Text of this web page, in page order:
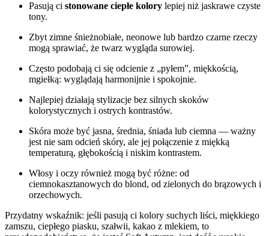
Pasują ci stonowane ciepłe kolory lepiej niż jaskrawe czyste
tony.
Zbyt zimne śnieżnobiałe, neonowe lub bardzo czarne rzeczy
mogą sprawiać, że twarz wygląda surowiej.
Często podobają ci się odcienie z „pyłem”, miękkością,
mgiełką: wyglądają harmonijnie i spokojnie.
Najlepiej działają stylizacje bez silnych skoków
kolorystycznych i ostrych kontrastów.
Skóra może być jasna, średnia, śniada lub ciemna — ważny
jest nie sam odcień skóry, ale jej połączenie z miękką
temperaturą, głębokością i niskim kontrastem.
Włosy i oczy również mogą być różne: od
ciemnokasztanowych do blond, od zielonych do brązowych i
orzechowych.
Przydatny wskaźnik: jeśli pasują ci kolory suchych liści, miękkiego
zamszu, ciepłego piasku, szałwii, kakao z mlekiem, to